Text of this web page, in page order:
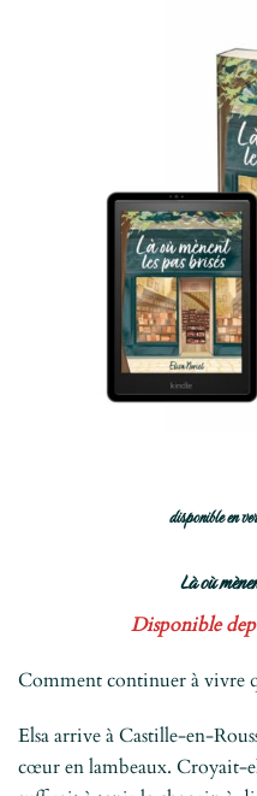
disponible en
Là où
Disponible
Comment continuer à vivre
Elsa arrive à Castille-en-
cœur en lambeaux. Croyait-